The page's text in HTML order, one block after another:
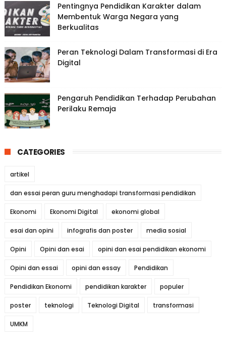
Pentingnya Pendidikan Karakter dalam
Membentuk Warga Negara yang
Berkualitas
Peran Teknologi Dalam Transformasi di Era
Digital
Pengaruh Pendidikan Terhadap Perubahan
Perilaku Remaja
CATEGORIES
artikel
dan essai peran guru menghadapi transformasi pendidikan
Ekonomi Ekonomi Digital ekonomi global
esai dan opini infografis dan poster media sosial
Opini Opini dan esai opini dan esai pendidikan ekonomi
Opini dan essai opini dan essay Pendidikan
Pendidikan Ekonomi pendidikan karakter populer
poster teknologi Teknologi Digital transformasi
UMKM